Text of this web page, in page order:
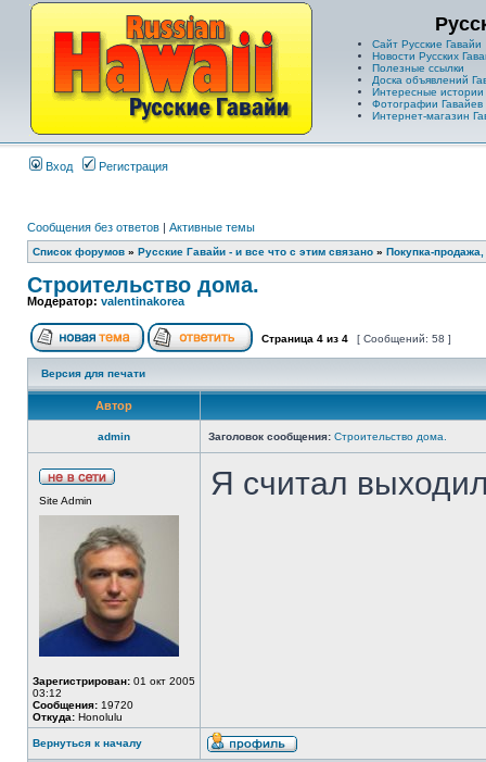
Сайт Русские Гавайи
Новости Русских
Полезные ссылки
Доска объявлений
Интересные истории
Фотографии Гавайев
Интернет-магазин
Вход Регистрация
Сообщения без ответов | Активные темы
Список форумов » Русские Гавайи - и все что с этим связано » Покупка-
Строительство дома.
Модератор: valentinakorea
Страница 4 из 4 [ Сообщений: 58 ]
Версия для печати
Автор
admin Заголовок сообщения: Строительство дома.
Site Admin
Зарегистрирован: 01 окт 2005
03:12
Сообщения: 19720
Откуда: Honolulu
Я считал
Вернуться к началу